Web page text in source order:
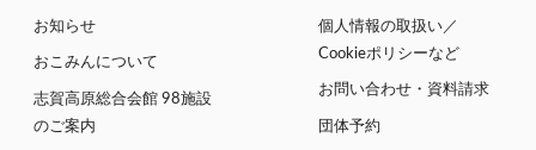
お知らせ
おこみんについて
志賀高原総合会館 98施設
のご案内
個人情報の取扱い／
Cookieポリシーなど
お問い合わせ・資料請求
団体予約